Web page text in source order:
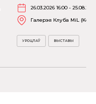
26.03.2026 16:00 -
Галерэя Клуба MiL
УРОЦЛАЎ ВЫСТАВЫ